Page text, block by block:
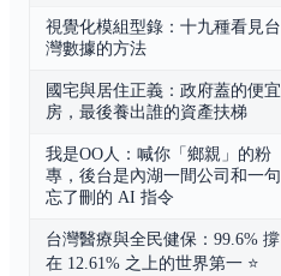
視覺化模組型錄：十九種看見台
灣數據的方法
國宅與居住正義：政府蓋的便宜
房，最後養出誰的資產扶梯
我是OO人：喊你「鄉親」的粉
專，後台是內湖一間公司和一句
忘了刪的 AI 指令
台灣醫療與全民健保：99.6% 撐
在 12.61% 之上的世界第一⭐